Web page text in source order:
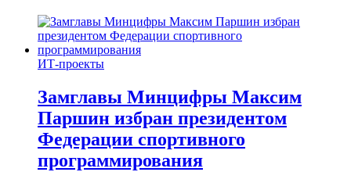
ИТ-проекты
Замглавы Минцифры Максим
Паршин избран президентом
Федерации спортивного
программирования